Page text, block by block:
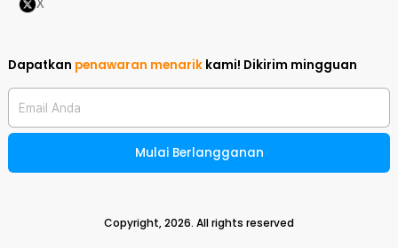
X
Dapatkan penawaran menarik kami! Dikirim mingguan
Email Anda
Mulai Berlangganan
Copyright,2026. All rights reserved